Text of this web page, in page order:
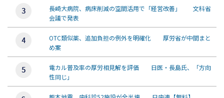
長崎大病院、病床削減の空間活用で「経営改善」 文科省
会議で発表
OTC類似薬、追加負担の例外を明確化 厚労省が中間まと
め案
電カル普及率の厚労相見解を評価 日医・長島氏、「方向
性同じ」